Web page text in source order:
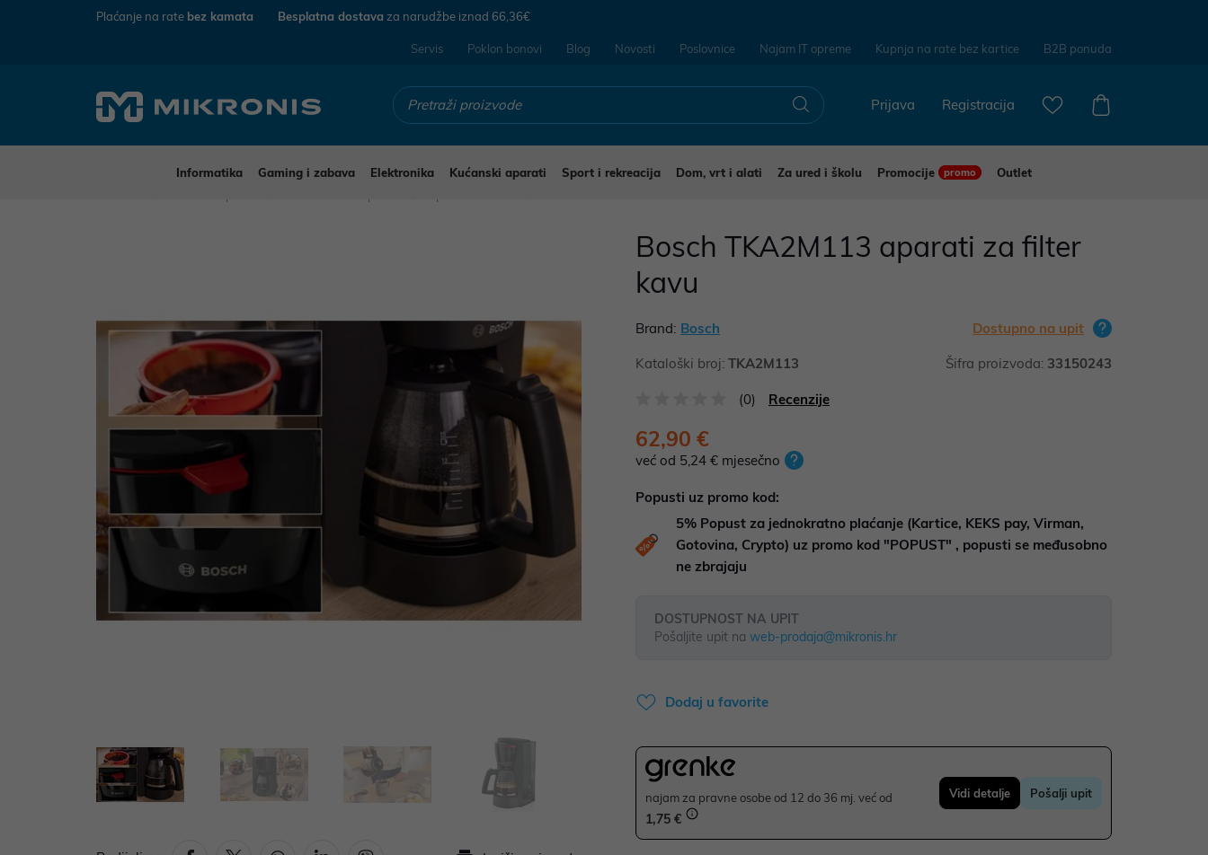
Plaćanje na rate bez kamata Besplatna dostava za narudžbe iznad 66,36€
Servis Poklon bonovi Blog Novosti Poslovnice Najam IT opreme Kupnja na rate bez kartice B2B ponuda
Registracija
Prijava
Informatika Gaming i zabava Elektronika Kućanski aparati Sport i rekreacija Dom, vrt i alati Za ured i školu Promocije promo
Outlet
Bosch TKA2M113 aparati za filter
kavu
Brand: Bosch Dostupno na upit
Kataloški broj: TKA2M113 Šifra proizvoda: 33150243
(0) Recenzije
62,90 €
već od 5,24 € mjesečno
Popusti uz promo kod:
5% Popust za jednokratno plaćanje (Kartice, KEKS pay, Virman,
Gotovina, Crypto) uz promo kod "POPUST" , popusti se međusobno
ne zbrajaju
DOSTUPNOST NA UPIT
Pošaljite upit na web-prodaja@mikronis.hr
Dodaj u favorite
najam za pravne osobe od 12 do 36 mj. već od
1,75 €
Vidi detalje Pošalji upit